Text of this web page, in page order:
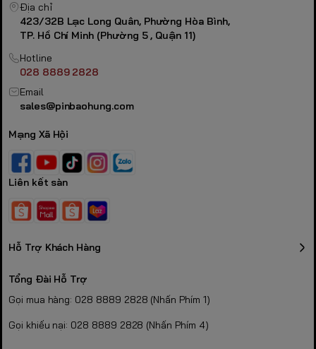
Địa chỉ
423/32B Lạc Long Quân, Phường Hòa Bình,
TP. Hồ Chí Minh (Phường 5 , Quận 11)
Hotline
028 8889 2828
Email
sales@pinbaohung.com
Mạng Xã Hội
Liên kết sàn
Hỗ Trợ Khách Hàng
Tổng Đài Hỗ Trợ
Gọi mua hàng: 028 8889 2828 (Nhấn Phím 1)
Gọi khiếu nại: 028 8889 2828 (Nhấn Phím 4)